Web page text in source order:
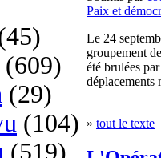
(609)
(29)
(104)
(519)
Paix et
Le 24
groupement
été brulées
déplacements
» tout le texte